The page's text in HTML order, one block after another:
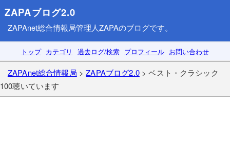
ZAPAブログ2.0
ZAPAnet総合情報局管理人ZAPAのブログです。
トップ カテゴリ 過去ログ/検索 プロフィール お問い合わせ
ZAPAnet総合情報局 >ZAPAブログ2.0> ベスト・クラシック
100聴いています